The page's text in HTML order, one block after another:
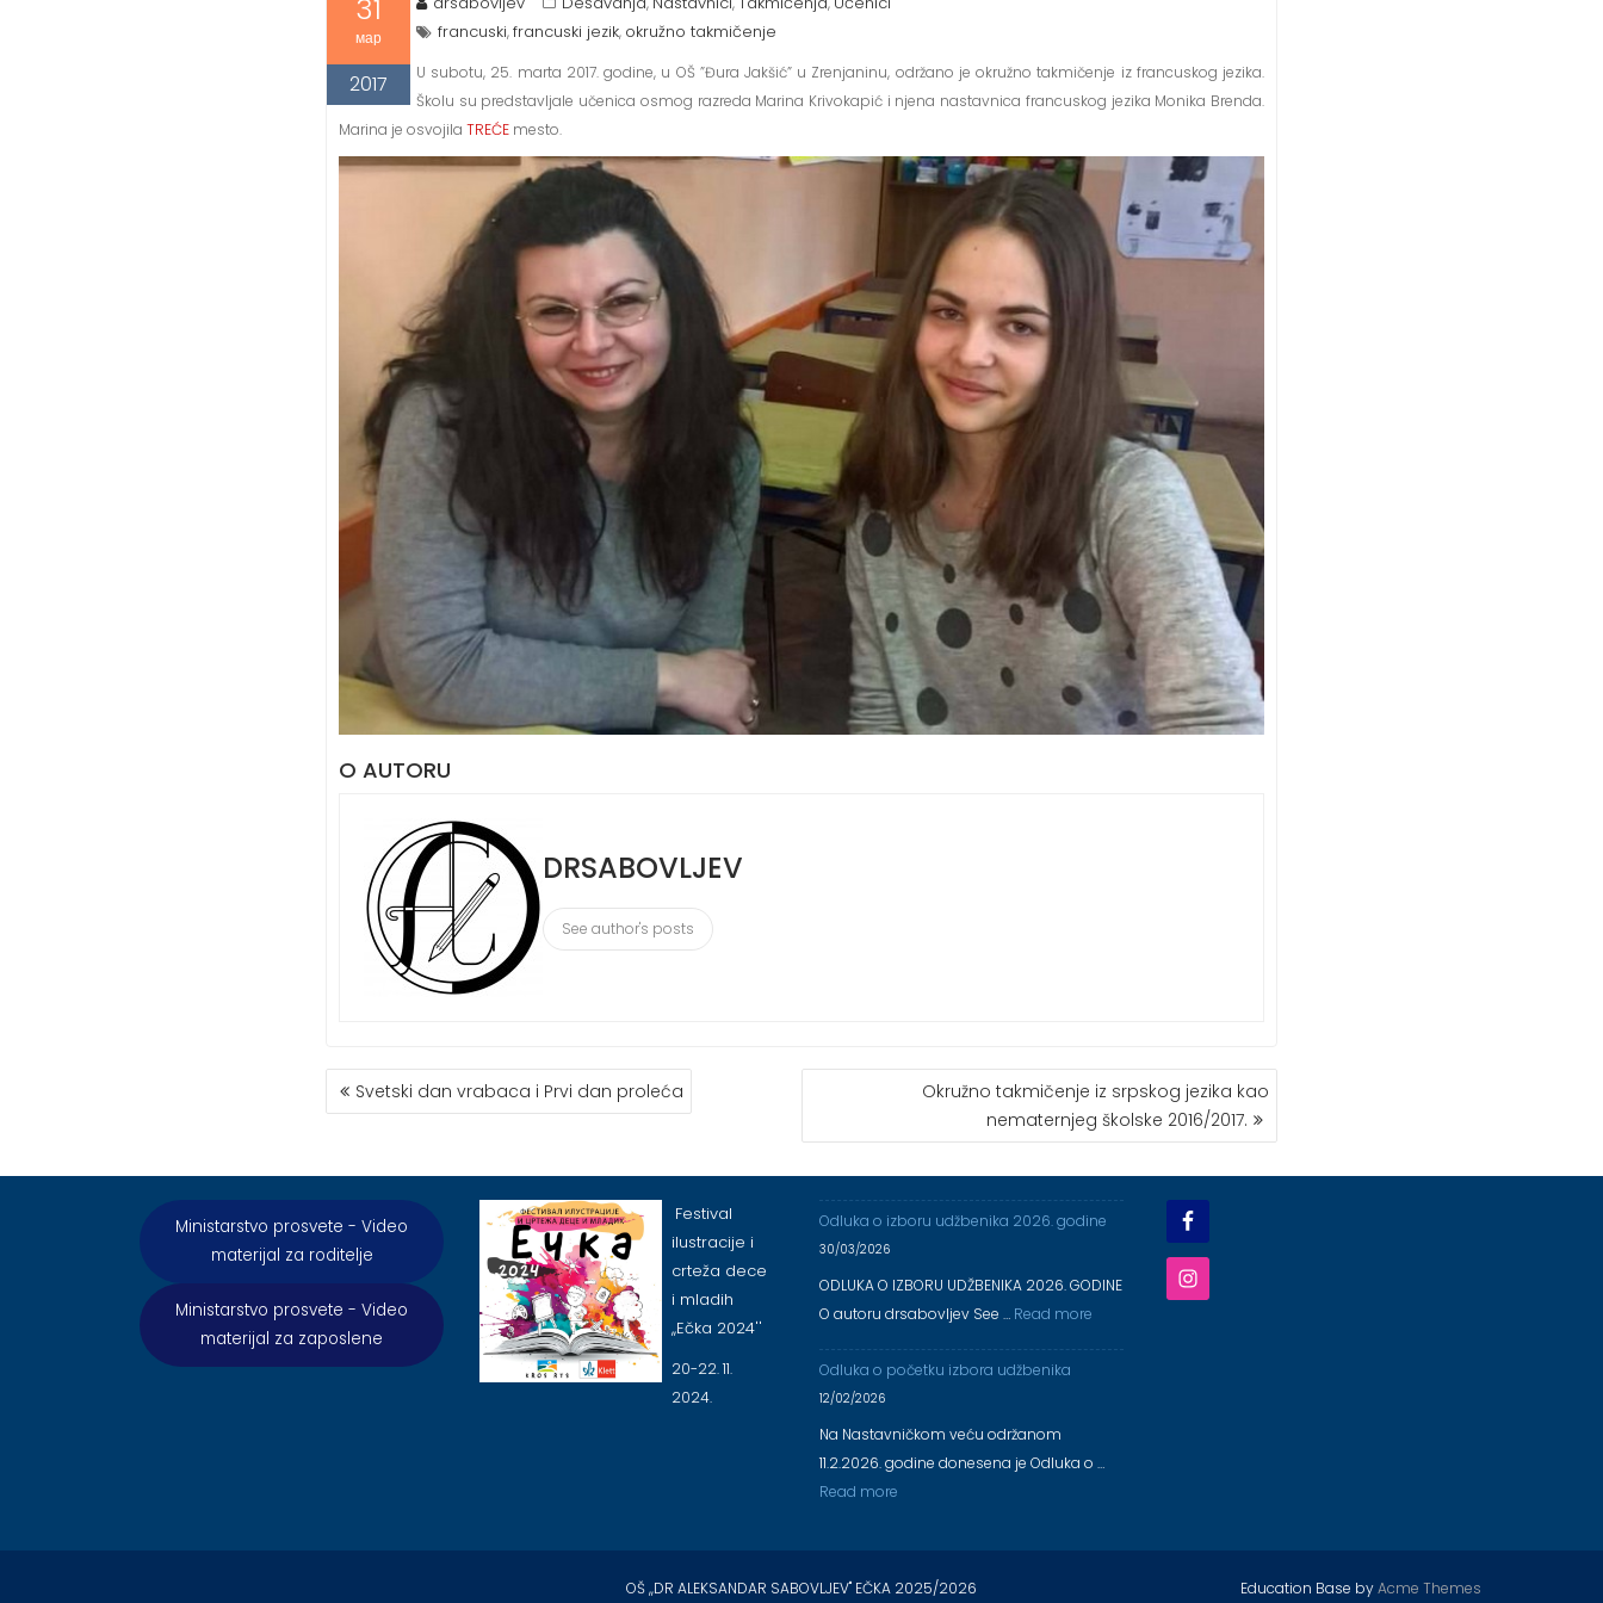
31
мар
2017
francuski,francuski jezik, okružno takmičenje
U subotu, 25. marta 2017. godine, u OŠ ”Đura Jakšić” u Zrenjaninu, održano je okružno takmičenje iz francuskog jezika.
Školu su predstavljale učenica osmog razreda Marina Krivokapić i njena nastavnica francuskog jezika Monika Brenda.
Marina je osvojila TREĆE mesto.
O AUTORU
DRSABOVLJEV
See author's posts
КРЕТАЊЕ
ЧЛАНКА
Svetski dan vrabaca i Prvi dan proleća
Okružno takmičenje iz srpskog jezika kao
nematernjeg školske 2016/2017.
Ministarstvo prosvete - Video
materijal za roditelje
Ministarstvo prosvete - Video
materijal za zaposlene
Festival
ilustracije i
crteža dece
i mladih
,,Ečka 2024''
20-22. 11.
2024.
Odluka o izboru udžbenika 2026. godine
30/03/2026
ODLUKA O IZBORU UDŽBENIKA 2026. GODINE
O autoru drsabovljev See … Read more
Odluka o početku izbora udžbenika
12/02/2026
Na Nastavničkom veću održanom
11.2.2026. godine donesena je Odluka o …
Read more
OŠ ,,DR ALEKSANDAR SABOVLJEV'' EČKA 2025/2026 Education Base byAcme Themes